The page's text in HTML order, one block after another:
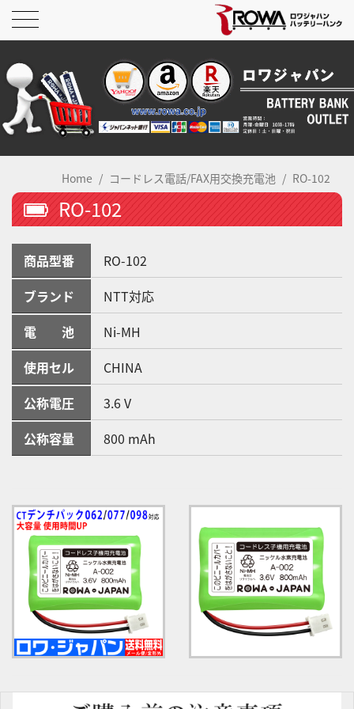
Home コードレス電話/FAX用交換充電池 RO-102
RO-102
商品型番
RO-102
ブランド
NTT対応
電 池
Ni-MH
使用セル
CHINA
公称電圧
3.6 V
公称容量
800 mAh